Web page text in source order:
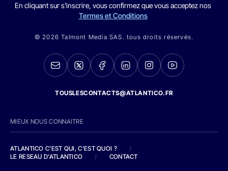
En cliquant sur s'inscrire, vous confirmez que vous acceptez nos
Termes et Conditions
© 2026 Talmont Media SAS. tous droits réservés.
TOUSLESCONTACTS@ATLANTICO.FR
MIEUX NOUS CONNAITRE
ATLANTICO C'EST QUI, C'EST QUOI ?
/
LE RESEAU D'ATLANTICO
/ CONTACT